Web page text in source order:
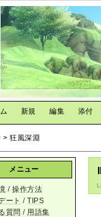
新規 編集 添付
> 狂風深淵
メニュー
/操作方法
ート /TIPS
質問 / 用語集